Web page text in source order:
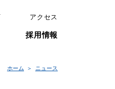
アクセス
採用情報
ホーム ニュース